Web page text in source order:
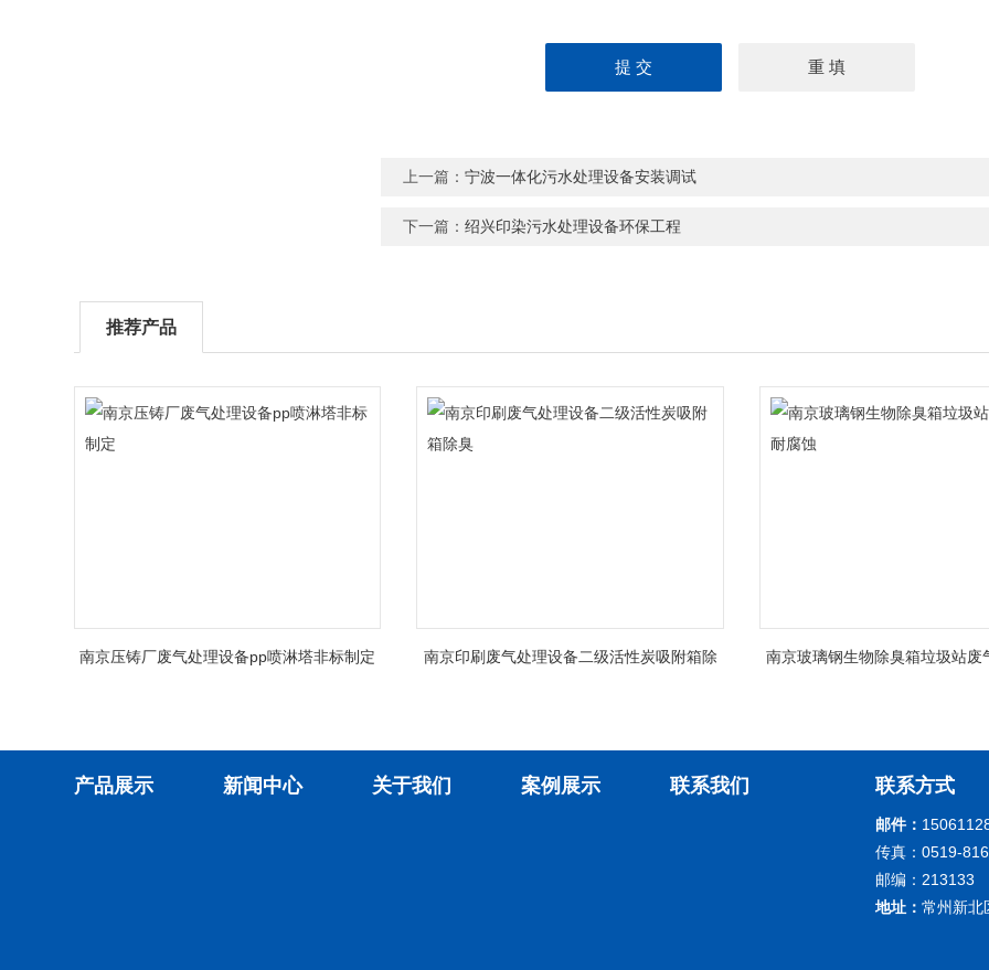
上一篇：宁波一体化污水处理设备安装调试
下一篇：绍兴印染污水处理设备环保工程
推荐产品
南京压铸厂废气处理设备pp喷淋塔非标制定
南京印刷废气处理设备二级活性炭吸附箱除
南京玻璃钢生物除臭箱垃圾站废
产品展示 新闻中心 关于我们 案例展示 联系我们 联系方式
邮件：
传真：0519-
邮编：213133
地址： 常州新北